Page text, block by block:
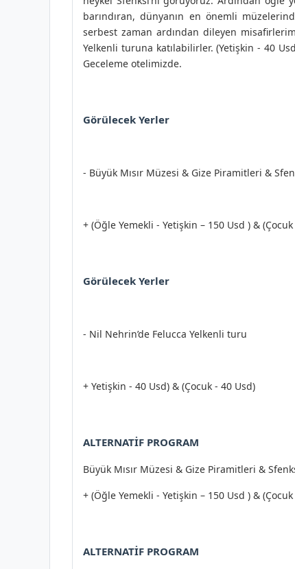
barındıran, dünyanın en önemli
serbest zaman ardından dileyen
Yelkenli turuna katılabilirler. (Yetişkin - 40
Geceleme otelimizde.
Görülecek Yerler
- Büyük Mısır Müzesi & Gize Piramitleri &
+ (Öğle Yemekli - Yetişkin – 150 Usd ) &
Görülecek Yerler
- Nil Nehrin’de Felucca Yelkenli turu
+ Yetişkin - 40 Usd) & (Çocuk - 40 Usd)
ALTERNATİF PROGRAM
Büyük Mısır Müzesi & Gize Piramitleri &
+ (Öğle Yemekli - Yetişkin – 150 Usd ) &
ALTERNATİF PROGRAM